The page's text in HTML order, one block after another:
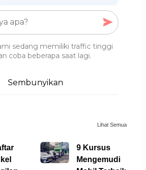
sedang memiliki traffic tinggi
coba beberapa saat lagi.
Sembunyikan
Lihat Semua
9 Kursus
Mengemudi